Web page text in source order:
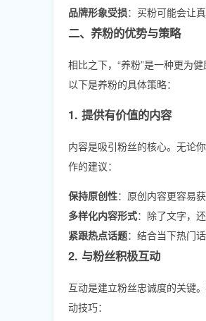
品牌形象受损：买粉可能会让
二、养粉的优势与策略
相比之下，“养粉”是一种更为
以下是养粉的具体策略：
1. 提供有价值的内容
内容是吸引粉丝的核心。无论
作的建议：
保持原创性：原创内容更容易
多样化内容形式：除了文字，
紧跟热点话题：结合当下热门
2. 与粉丝积极互动
互动是建立粉丝忠诚度的关键
动技巧：